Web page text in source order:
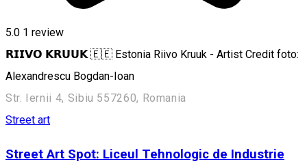
5.0 1 review
𝗥𝗜𝗜𝗩𝗢 𝗞𝗥𝗨𝗨𝗞 🇪🇪 Estonia Riivo Kruuk - Artist Credit foto:
Alexandrescu Bogdan-Ioan
Str. Iernii 4, Sibiu 557260, Romania
Street art
Street Art Spot: Liceul Tehnologic de Industrie